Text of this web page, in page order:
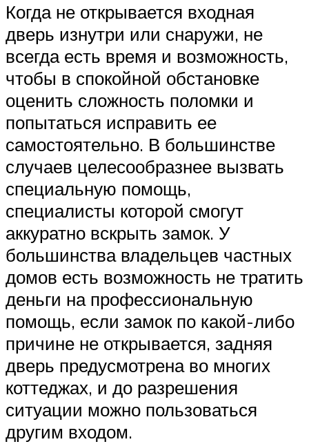
Когда не открывается входная
дверь изнутри или снаружи, не
всегда есть время и возможность,
чтобы в спокойной обстановке
оценить сложность поломки и
попытаться исправить ее
самостоятельно. В большинстве
случаев целесообразнее вызвать
специальную помощь,
специалисты которой смогут
аккуратно вскрыть замок. У
большинства владельцев частных
домов есть возможность не тратить
деньги на профессиональную
помощь, если замок по какой-либо
причине не открывается, задняя
дверь предусмотрена во многих
коттеджах, и до разрешения
ситуации можно пользоваться
другим входом.